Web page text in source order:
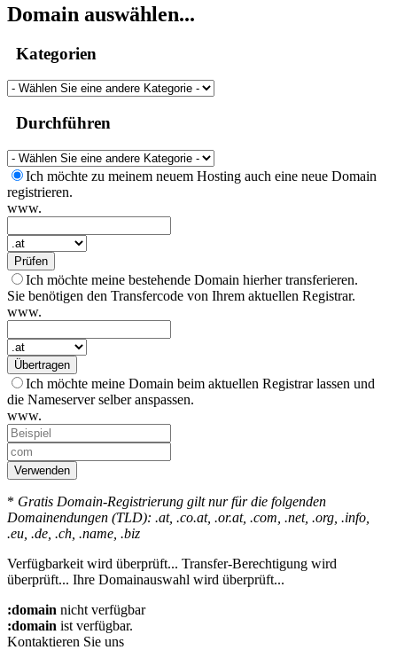
Domain auswählen...
Kategorien
Durchführen
Ich möchte zu meinem neuem Hosting auch eine neue Domain
registrieren.
www.
Prüfen
Ich möchte meine bestehende Domain hierher transferieren.
Sie benötigen den Transfercode von Ihrem aktuellen Registrar.
www.
Übertragen
Ich möchte meine Domain beim aktuellen Registrar lassen und
die Nameserver selber anspassen.
www.
Verwenden
* Gratis Domain-Registrierung gilt nur für die folgenden
Domainendungen (TLD): .at, .co.at, .or.at, .com, .net, .org, .info,
.eu, .de, .ch, .name, .biz
Verfügbarkeit wird überprüft... Transfer-Berechtigung wird
überprüft... Ihre Domainauswahl wird überprüft...
:domain nicht verfügbar
:domain ist verfügbar.
Kontaktieren Sie uns